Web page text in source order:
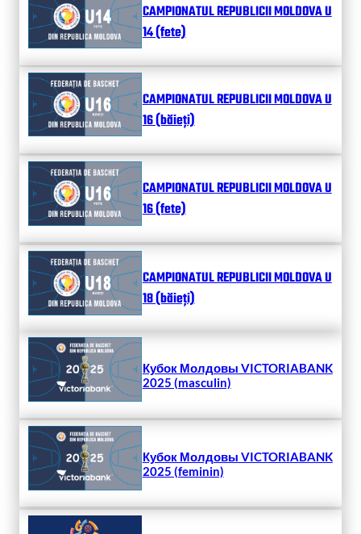
CAMPIONATUL REPUBLICII MOLDOVA U
14 (fete)
CAMPIONATUL REPUBLICII MOLDOVA U
16 (băieți)
CAMPIONATUL REPUBLICII MOLDOVA U
16 (fete)
CAMPIONATUL REPUBLICII MOLDOVA U
18 (băieți)
Кубок Молдовы VICTORIABANK
2025 (masculin)
Кубок Молдовы VICTORIABANK
2025 (feminin)